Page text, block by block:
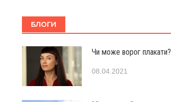
БЛОГИ
Чи може ворог плакати?
08.04.2021